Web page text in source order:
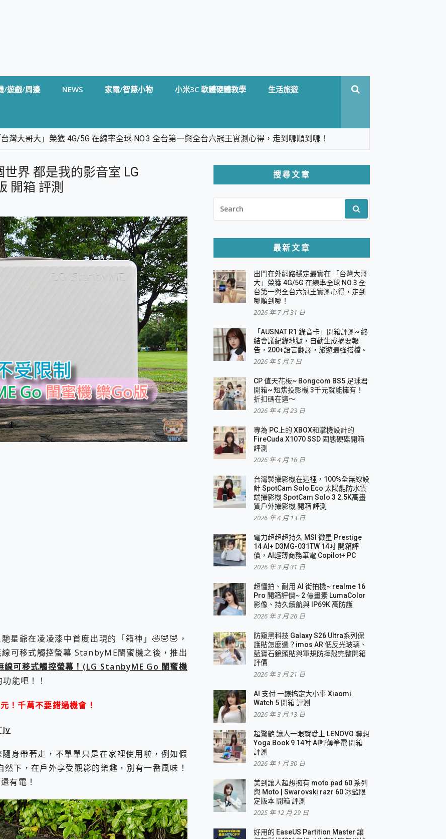
/遊戲/周邊 NEWS 家電/智慧小物 小米3C 軟體硬體教學 生活旅遊
灣大哥大」榮獲 4G/5G 在線率全球 NO.3 全台第一與全台六冠王實測心得，走到哪順到哪！
的 FireCuda X1070 SSD 固態硬碟開箱 評測
無線設計 SpotCam Solo Eco 太陽能防水雲端攝影機 SpotCam Solo 3 2.5K高畫質戶外攝影機 開箱 評
14 AI+ D3MG-031TW 14吋 開箱評價，AI輕薄商務筆電 Copilot+ PC
16 Pro 開箱評價~ 2 億畫素 LumaColor 影像、持久續航與 IP69K 高防護
列保護貼怎麼選？imos AR 低反光玻璃、藍寶石鏡頭貼與軍規防摔殼完整開箱評價
Watch 5 開箱 評測
聯想 Yoga Book 9 14吋 AI輕薄筆電 開箱 評測
60 系列 與 Moto | Swarovski razr 60 冰藍限定版本 開箱 評測
讓您輕鬆的移除與格式化有防寫保護的隨身碟或SD卡
好幫手! VideoProc Converter AI 新版全解析 × 年末優惠，一篇全看懂
牙音響 氛圍情境燈 我通通都要！ Starfish 2 幻彩膠囊投影機｜結合「 智慧投影 & 煥彩流動 」的沈浸
驗 GravaStar Mercury K1 系列 異星機械鍵盤與 Mercury X 系列 輕量無線電競滑鼠 開箱 評測
！MSI MPG 491CQP QD-OLED 超寬曲面電競螢幕，多工辦公、爽度滿滿的終極桌面體驗
來囉！ imos 首家導入 UL MCV 行銷宣告驗證的手機配件品牌
家 歡慶 EaseUS 21 週年到來，「Slogan 海報徵稿活動」好康大放送
的 ONPRO MagReact MXs2 5000mAh薄型磁吸無線急速行動電源 開箱 評測
POCKET PRO 穿戴式智慧冷暖調溫裝置 開箱 評測
全新升級，GO Fest 五折優惠嗨翻天！支援 iOS/Android！
與 S25 Ultra 誰能滿足全場景拍攝需求？
智慧錄音膠囊~ 您的AI 秘書已上線 每月免費送你 300分鐘轉寫
亞奇雷 AI・Gaming・創作儲存方案登場，趕快來AGI亞奇雷挑戰任務抽 PS5！
MagReact M5 10000mAh 5合1 磁吸無線急速行動電源 開箱 評測
行動儲能救車電源】 可靠的旅行夥伴！帶給您優異的安全性與強大供電效能
途「MSI微星 Modern MD272UPSW 27型」 4K IPS 輕薄商用智慧聯網螢幕 開箱 評測
耳機 三個設備充電一起搞定 ONPRO MagReact™ M3 3 in 1可攜摺疊無線充電器 開箱 評測
」開放式耳掛耳機，無感配戴! 超穩超服貼，音質、通話也很優質
線上去聲器一鍵去除人聲 人聲 音樂分離 2024 消除人聲推薦
~~ iToolab AnyGo 魔物獵人 Now飛人 ios教學 不出門也可以到處走
一次充5個設備 充好充滿 CUKTECH 酷態科 300W 微型充電站 開箱 評測
這麼簡單 EaseUS Data Recovery Wizard Free 18.0.0 業界最好的資料救援軟體
深度的 Leica 影像旗艦手機! 加碼小旗艦 Xiaomi 14 開箱 評測
智慧降噪升級、音質明亮溫潤，並支援雙設備連接~
囉 完美保護 MSI Claw A1M-026TW 電競掌機
評測! 首搭蔡司光學鏡頭、攝影棚級柔光環、拍攝功能最好玩的美拍神機 vivo V30 Pro
星 MSI Claw A1M-026TW 電競掌機 開箱 評測
超好用的隱磁支架 O-ONE MAG 最會吸的行動電源 開箱 評測
鏡實測：Find X9 Ultra 光學長焦隨手拍，紀錄生活就是這麼簡單
g37 power上市，登錄在送飛利浦氣炸鍋
，加碼愛奇藝黃金雙周卡體驗，專案價最低 NT$0 起
界 都是我的影音室 LG
開箱 評測
星爺在凌凌漆中首度出現的「箱神」🤣🤣🤣，
可移式觸控螢幕 StanbyME閨蜜機之後，推出
可移式觸控螢幕！(LG StanbyME Go 閨蜜機
能吧！！
！千萬不要錯過機會！
身帶著走，不單單只是在家裡使用啦，例如假
下，在戶外享受觀影的樂趣，別有一番風味！
有電！
搜尋文章
FOR:
最新文章
出門在外網路穩定最實在 「台灣大哥
大」榮獲 4G/5G 在線率全球 NO.3 全
台第一與全台六冠王實測心得，走到
哪順到哪！
2026 年 7 月 31 日
「AUSNAT R1 錄音卡」開箱評測~ 終
結會議紀錄地獄，自動生成摘要報
告，200+語言翻譯，旅遊最強搭檔。
2026 年 5 月 7 日
CP 值天花板~ Bongcom BS5 足球君
開箱~ 短焦投影機 3千元就能擁有！
折扣碼在這～
2026 年 4 月 23 日
專為 PC上的 XBOX和掌機設計的
FireCuda X1070 SSD 固態硬碟開箱
評測
2026 年 4 月 16 日
台灣製攝影機在這裡，100%全無線設
計 SpotCam Solo Eco 太陽能防水雲
端攝影機 SpotCam Solo 3 2.5K高畫
質戶外攝影機 開箱 評測
2026 年 4 月 13 日
電力超超超持久 MSI 微星 Prestige
14 AI+ D3MG-031TW 14吋 開箱評
價，AI輕薄商務筆電 Copilot+ PC
2026 年 3 月 31 日
超懂拍、耐用 AI 街拍機~ realme 16
Pro 開箱評價~ 2 億畫素 LumaColor
影像、持久續航與 IP69K 高防護
2026 年 3 月 26 日
防窺黑科技 Galaxy S26 Ultra系列保
護貼怎麼選？imos AR 低反光玻璃、
藍寶石鏡頭貼與軍規防摔殼完整開箱
評價
2026 年 3 月 21 日
AI 支付 一錶搞定大小事 Xiaomi
Watch 5 開箱 評測
2026 年 3 月 13 日
超驚艷 讓人一眼就愛上 LENOVO 聯想
Yoga Book 9 14吋 AI輕薄筆電 開箱
評測
2026 年 1 月 30 日
美到讓人超想擁有 moto pad 60 系列
與 Moto | Swarovski razr 60 冰藍限
定版本 開箱 評測
2025 年 12 月 29 日
好用的 EaseUS Partition Master 讓